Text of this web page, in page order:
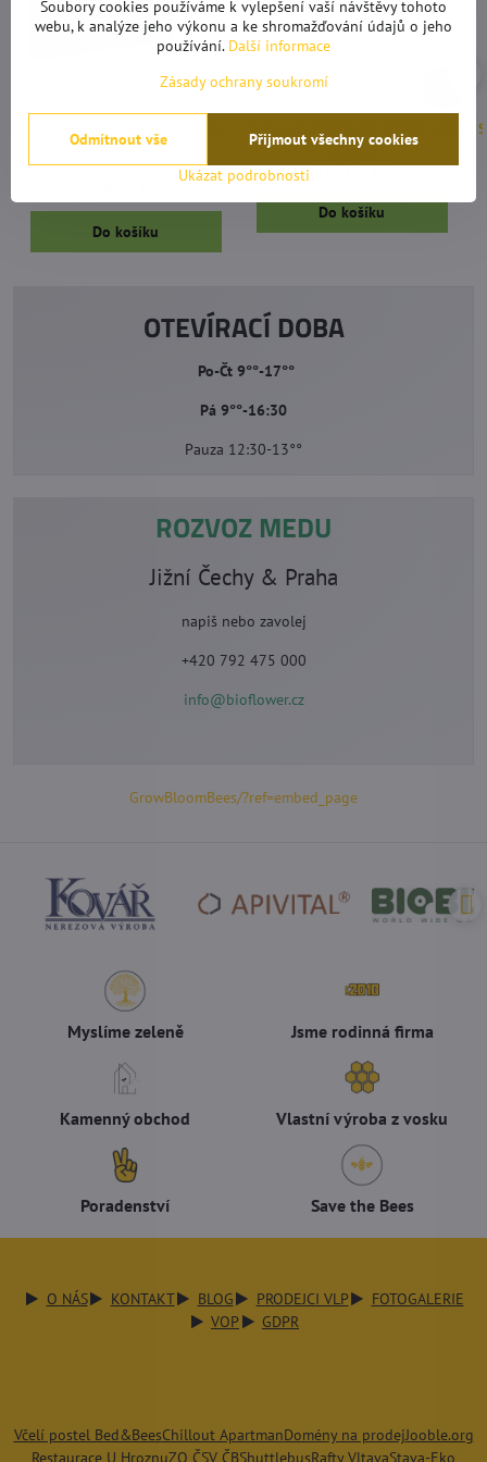
Controller V2
Do košíku
Skladem
36500 Kč
Do košíku
OTEVÍRACÍ DOBA
Po-Čt 9°°-17°°
Pá 9°°-16:30
Pauza 12:30-13°°
ROZVOZ MEDU
Jižní Čechy & Praha
napiš nebo zavolej
+420 792 475 000
info@bioflower.cz
GrowBloomBees/?ref=embed_page
Myslíme zeleně Jsme rodinná firma
Kamenný obchod Vlastní výroba z vosku
Poradenství Save the Bees
O NÁS KONTAKT BLOG PRODEJCI VLP
FOTOGALERIE
VOP
GDPR
Včelí postel Bed&BeesChillout ApartmanDomény na prodejJooble.org
Restaurace U HroznuZO ČSV ČBShuttlebusRafty VltavaStava-Eko
Soubory cookies používáme k vylepšení vaší návštěvy tohoto
webu, k analýze jeho výkonu a ke shromažďování údajů o jeho
používání. Další informace
Zásady ochrany soukromí
Ukázat podrobnosti
Přijmout všechny cookies
Odmítnout vše